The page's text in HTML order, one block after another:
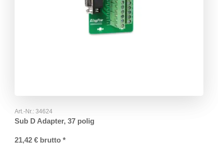
Art.-Nr.: 34624
Sub D Adapter, 37 polig
21,42 € brutto *